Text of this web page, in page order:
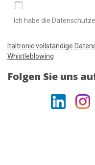
Ich habe die
Italtronic vollständige
Whistleblowing
Folgen Sie uns